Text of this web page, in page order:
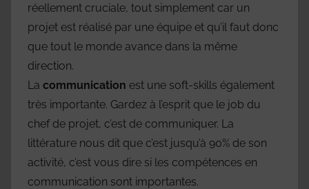
réellement cruciale, tout simplement car un
projet est réalisé par une équipe et qu’il faut donc
que tout le monde avance dans la même
direction.
La communication est une soft-skills également
très importante. Gardez à l’esprit que le job du
chef de projet, c’est de communiquer. La
littérature nous dit que c’est jusqu’à 90% de son
activité, c’est vous dire si les compétences en
communication sont importantes.